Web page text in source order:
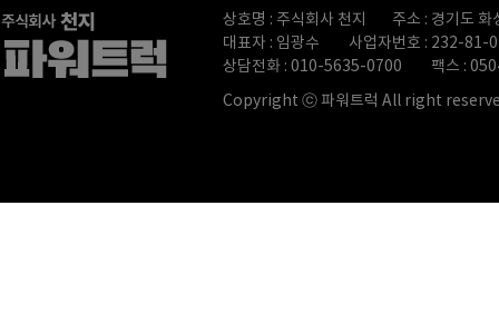
상호명 : 주식회사 천지
주소 : 경기도
대표자 : 임광수
사업자번호 : 232-81-
상담전화 : 010-5635-0700
팩스 :
Copyright ⓒ 파워트럭 All right